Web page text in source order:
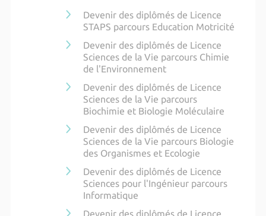
Devenir des diplômés de Licence
STAPS parcours Education Motricité
Devenir des diplômés de Licence
Sciences de la Vie parcours Chimie
de l'Environnement
Devenir des diplômés de Licence
Sciences de la Vie parcours
Biochimie et Biologie Moléculaire
Devenir des diplômés de Licence
Sciences de la Vie parcours Biologie
des Organismes et Ecologie
Devenir des diplômés de Licence
Sciences pour l'Ingénieur parcours
Informatique
Devenir des diplômés de Licence